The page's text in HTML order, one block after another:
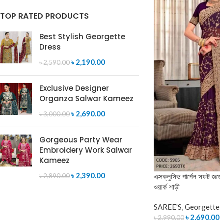
TOP RATED PRODUCTS
Best Stylish Georgette
Dress
৳2,590.00৳ 2,190.00
Exclusive Designer
Organza Salwar Kameez
৳3,000.00৳ 2,690.00
Gorgeous Party Wear
Embroidery Work Salwar
Kameez
৳2,890.00৳ 2,390.00
এক্সক্লুসিভ পার্পেল সফট
ওয়ার্ক শাড়ী
SAREE'S,Georgette
৳2,990.00৳ 2,690.00